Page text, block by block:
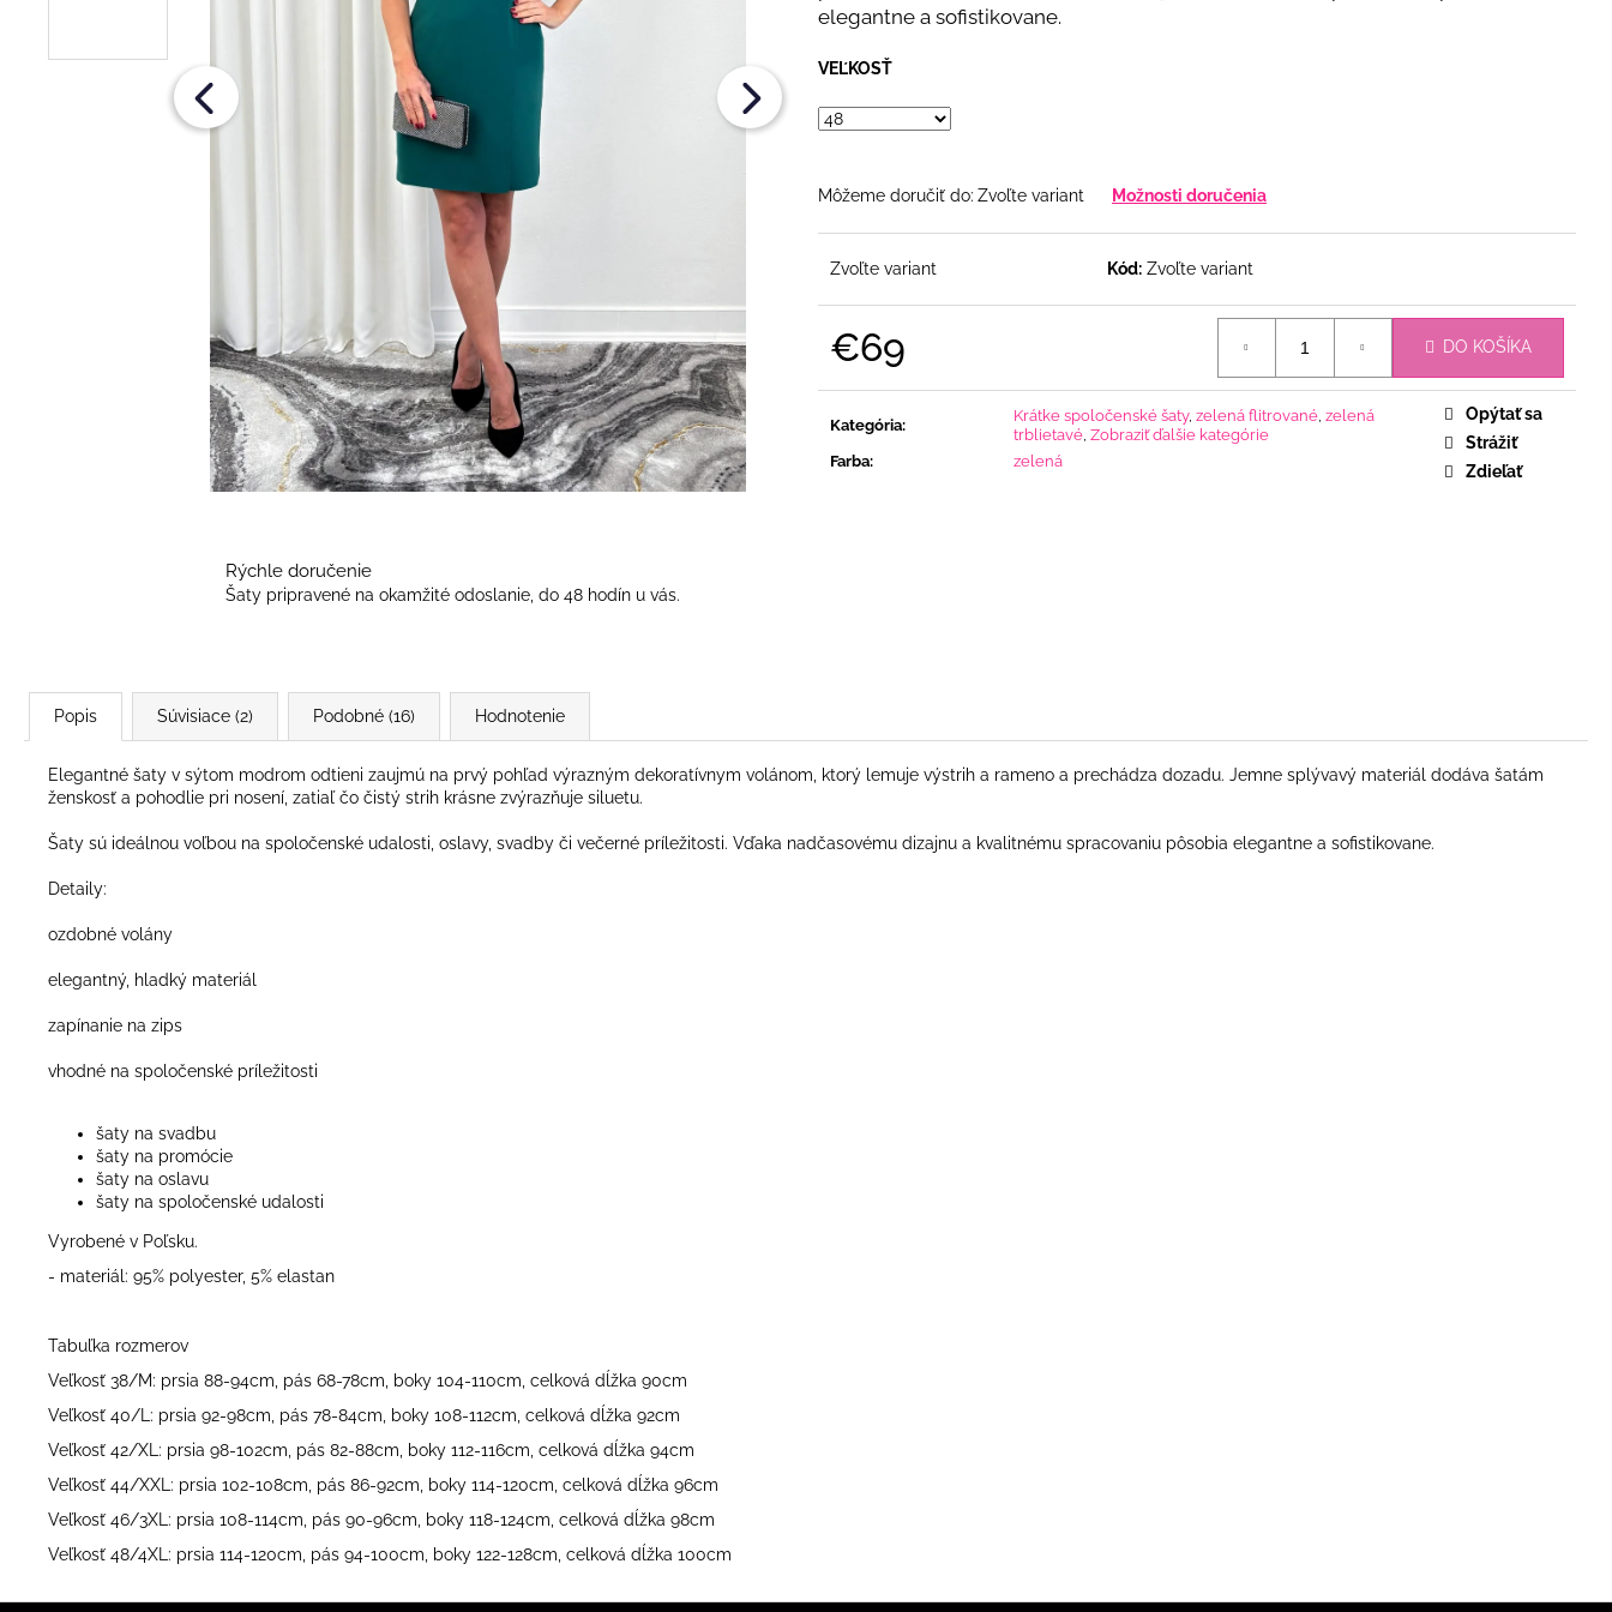
elegantne a sofistikovane.
VEĽKOSŤ
Môžeme doručiť do: Zvoľte variant Možnosti doručenia
Zvoľte variant Kód: Zvoľte variant
€69 DO KOŠÍKA
Kategória:
Krátke spoločenské šaty, zelená flitrované zelená
trblietavé Zobraziť ďalšie kategórie
Farba: zelená
Opýtať sa
Strážiť
Zdieľať
Rýchle doručenie
Šaty pripravené na okamžité odoslanie, do 48 hodín u vás.
Popis Súvisiace (2) Podobné (16) Hodnotenie
Elegantné šaty v sýtom modrom odtieni zaujmú na prvý pohľad výrazným dekoratívnym volánom, ktorý lemuje výstrih a rameno a prechádza dozadu. Jemne splývavý materiál dodáva šatám
ženskosť a pohodlie pri nosení, zatiaľ čo čistý strih krásne zvýrazňuje siluetu.
Šaty sú ideálnou voľbou na spoločenské udalosti, oslavy, svadby či večerné príležitosti. Vďaka nadčasovému dizajnu a kvalitnému spracovaniu pôsobia elegantne a sofistikovane.
Detaily:
ozdobné volány
elegantný, hladký materiál
zapínanie na zips
vhodné na spoločenské príležitosti
šaty na svadbu
šaty na promócie
šaty na oslavu
šaty na spoločenské udalosti
Vyrobené v Poľsku.
- materiál: 95% polyester, 5% elastan
Tabuľka rozmerov
Veľkosť 38/M: prsia 88-94cm, pás 68-78cm, boky 104-110cm, celková dĺžka 90cm
Veľkosť 40/L: prsia 92-98cm, pás 78-84cm, boky 108-112cm, celková dĺžka 92cm
Veľkosť 42/XL: prsia 98-102cm, pás 82-88cm, boky 112-116cm, celková dĺžka 94cm
Veľkosť 44/XXL: prsia 102-108cm, pás 86-92cm, boky 114-120cm, celková dĺžka 96cm
Veľkosť 46/3XL: prsia 108-114cm, pás 90-96cm, boky 118-124cm, celková dĺžka 98cm
Veľkosť 48/4XL: prsia 114-120cm, pás 94-100cm, boky 122-128cm, celková dĺžka 100cm
€86